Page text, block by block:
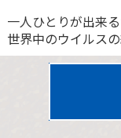
一人ひとりが出来
世界中のウイルス